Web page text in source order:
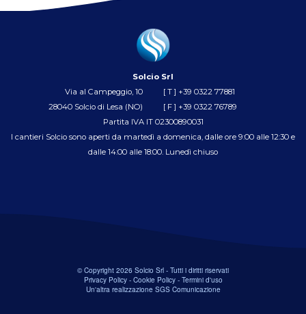
Solcio Srl
Via al Campeggio, 10
28040 Solcio di Lesa (NO)
[ T ] +39 0322 77881
[ F ] +39 0322 76789
Partita IVA IT 02300890031
I cantieri Solcio sono aperti da martedì a domenica, dalle ore 9:00 alle 12:30 e
dalle 14:00 alle 18:00. Lunedì chiuso
© Copyright 2026 Solcio Srl - Tutti i diritti riservati
Privacy Policy- Cookie Policy- Termini d'uso
Un'altra realizzazione SGS Comunicazione